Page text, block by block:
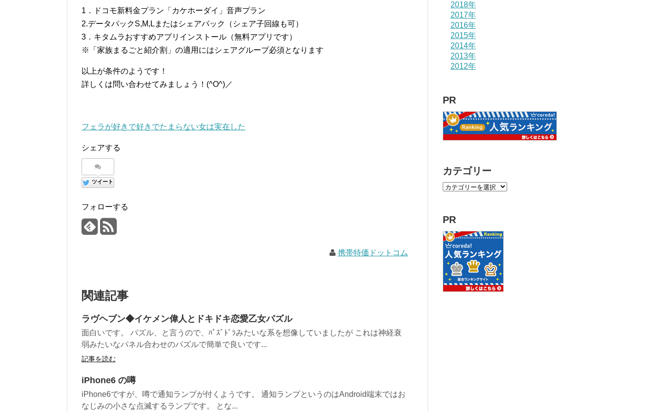
1．ドコモ新料金プラン「カケホーダイ」音声プラン
2.データパックS,M,Lまたはシェアパック（シェア子回線も可）
3．キタムラおすすめアプリインストール（無料アプリです）
※「家族まるごと紹介割」の適用にはシェアグループ必須となります
以上が条件のようです！
詳しくは問い合わせてみましょう！(^O^)／
フェラが好きで好きでたまらない女は実在した
シェアする
ツイート
フォローする
携帯特価ドットコム
関連記事
ラヴヘブン◆イケメン偉人とドキドキ恋愛乙女パズル
面白いです。 パズル、と言うので、ﾊﾟｽﾞﾄﾞﾗみたいな系を想像していましたが これは神経衰
弱みたいなパネル合わせのパズルで簡単で良いです...
記事を読む
iPhone6 の噂
iPhone6ですが、噂で通知ランプが付くようです。 通知ランプというのはAndroid端末ではお
なじみの小さな点滅するランプです。 とな...
2018年
2017年
2016年
2015年
2014年
2013年
2012年
PR
カテゴリー
PR